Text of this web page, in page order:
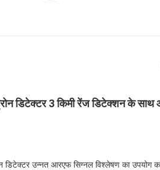
डिटेक्टर 3 किमी रेंज डिटेक्शन के
डिटेक्टर उन्नत आरएफ सिग्नल विश्लेषण का